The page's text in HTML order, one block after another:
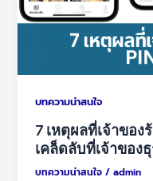
บทความน่าสนใจ
7 เหตุผลที่เจ้าของ
เคล็ดลับที่เจ้าของ
บทความน่าสนใจ /admin